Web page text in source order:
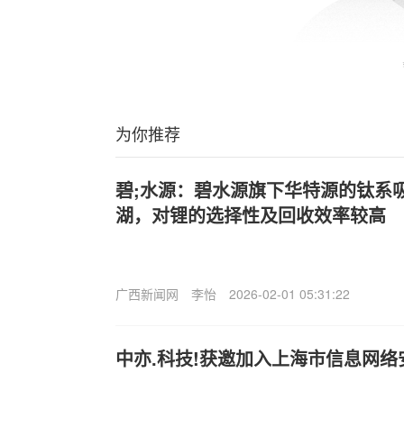
为你推荐
碧;水源：碧水源旗下华特源的钛系
湖，对锂的选择性及回收效率较高
广西新闻网 李怡 2026-02-01 05:31:22
中亦.科技!获邀加入上海市信息网